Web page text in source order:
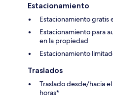
Estacionamiento
Estacionamiento gratis
Estacionamiento para
en la propiedad
Estacionamiento
Traslados
Traslado desde/hacia
horas*